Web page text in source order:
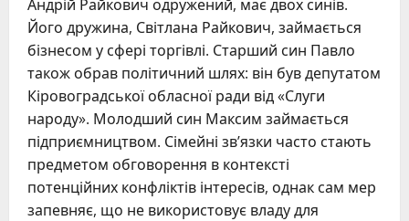
Андрій Райкович одружений, має двох синів.
Його дружина, Світлана Райкович, займається
бізнесом у сфері торгівлі. Старший син Павло
також обрав політичний шлях: він був депутатом
Кіровоградської обласної ради від «Слуги
народу». Молодший син Максим займається
підприємництвом. Сімейні зв’язки часто стають
предметом обговорення в контексті
потенційних конфліктів інтересів, однак сам мер
запевняє, що не використовує владу для